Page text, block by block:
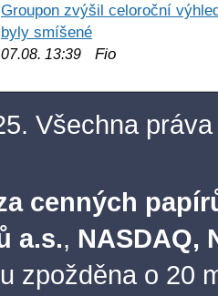
Groupon zvýšil celoroční
byly smíšené
07.08. 13:39 Fio
Všechna práva
cenných
a.s., NASDAQ,
zpožděna o 20